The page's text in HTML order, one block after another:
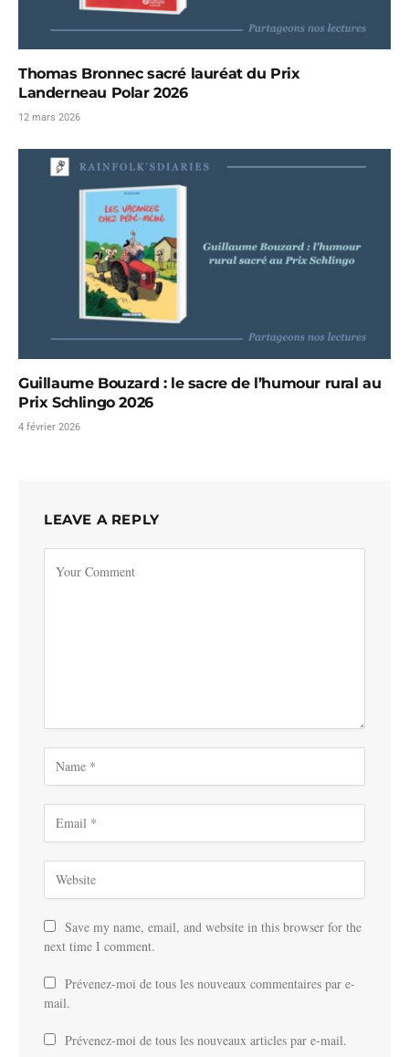
Thomas Bronnec sacré lauréat du Prix
Landerneau Polar 2026
12 mars 2026
Guillaume Bouzard : le sacre de l’humour rural au
Prix Schlingo 2026
4 février 2026
LEAVE A REPLY
Save my name, email, and website in this browser for the
next time I comment.
Prévenez-moi de tous les nouveaux commentaires par e-
mail.
Prévenez-moi de tous les nouveaux articles par e-mail.